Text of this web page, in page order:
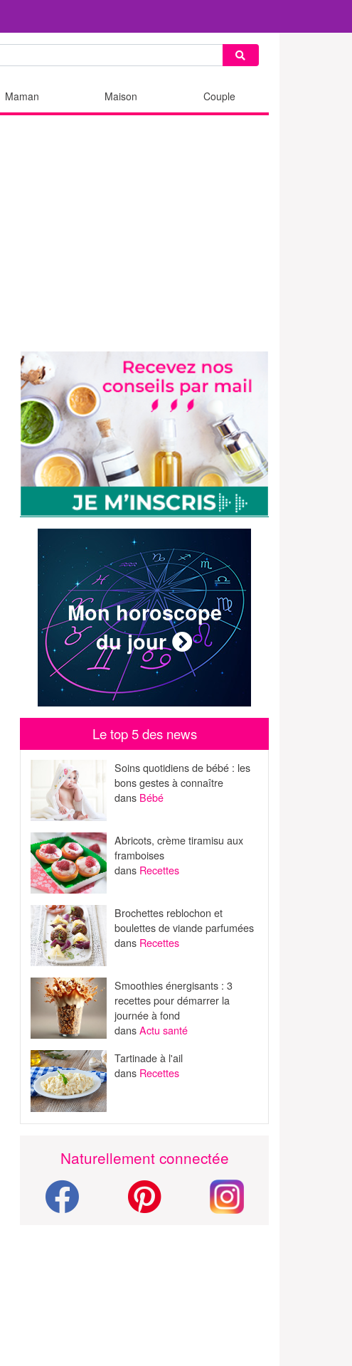
Maman Maison Couple
Mon horoscope
du jour
Le top 5 des news
Soins quotidiens de bébé : les
bons gestes à connaître
dans Bébé
Abricots, crème tiramisu aux
framboises
dans Recettes
Brochettes reblochon et
boulettes de viande parfumées
dans Recettes
Smoothies énergisants : 3
recettes pour démarrer la
journée à fond
dansActu santé
Tartinade à l'ail
dans Recettes
Naturellement connectée